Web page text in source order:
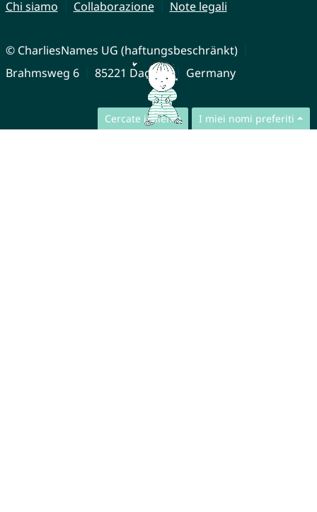
Cercate insieme I miei nomi preferiti
Chi siamo
Collaborazione Note legali
© CharliesNames UG (haftungsbeschränkt)
Brahmsweg 6
85221 Dachau Germany